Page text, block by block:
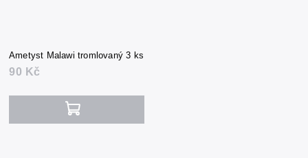
Ametyst Malawi tromlovaný 3 ks
90 Kč